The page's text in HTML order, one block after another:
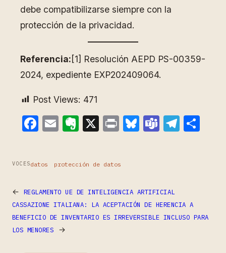
debe compatibilizarse siempre con la
protección de la privacidad.
Referencia:[1] Resolución AEPD PS-00359-
2024, expediente EXP202409064.
Post Views: 471
Facebook
EmailEvernote
X PrintBluesky
Teams
VOCESdatos protección de datos
←
REGLAMENTO UE DE INTELIGENCIA ARTIFICIAL
CASSAZIONE ITALIANA: LA ACEPTACIÓN DE HERENCIA A
BENEFICIO DE INVENTARIO ES IRREVERSIBLE INCLUSO PARA
LOS MENORES
→